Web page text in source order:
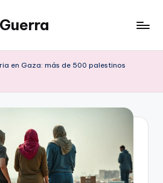
en Gaza: más de 500 palestinos